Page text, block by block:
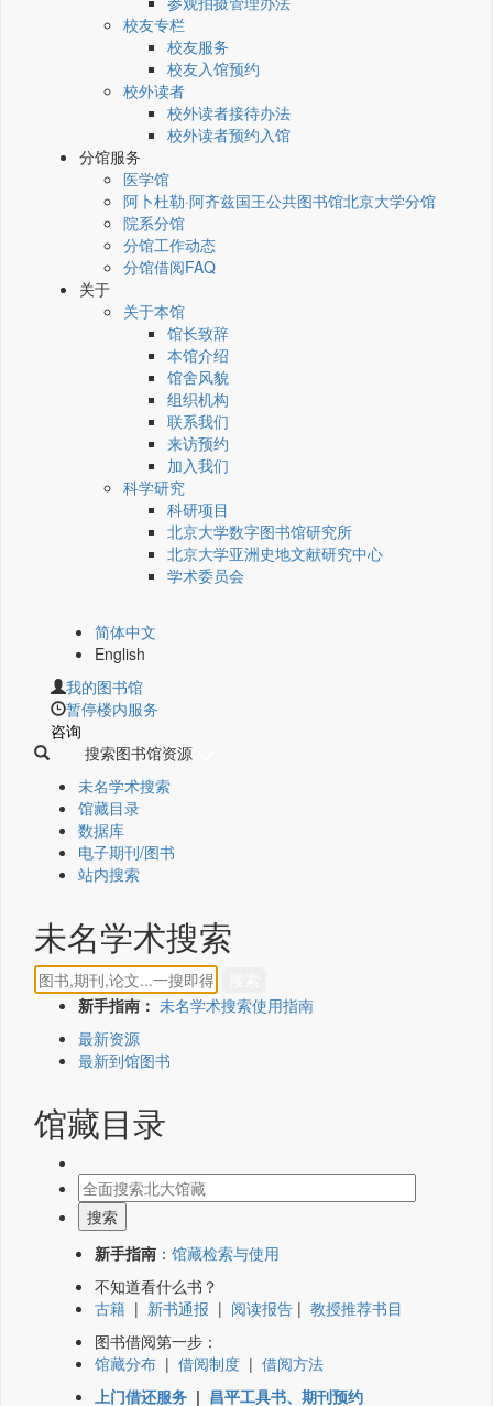
校友专栏
校友服务
校友入馆预约
校外读者
校外读者接待办法
校外读者预约入馆
分馆服务
医学馆
阿卜杜勒·阿齐兹国王公共图书馆北京大学分馆
院系分馆
分馆工作动态
分馆借阅FAQ
关于
关于本馆
馆长致辞
本馆介绍
馆舍风貌
组织机构
联系我们
来访预约
加入我们
科学研究
科研项目
北京大学数字图书馆研究所
北京大学亚洲史地文献研究中心
学术委员会
简体中文
English
我的图书馆
暂停楼内服务
咨询
搜索图书馆资源
未名学术搜索
馆藏目录
数据库
电子期刊/图书
站内搜索
未名学术搜索
新手指南： 未名学术搜索使用指南
最新资源
最新到馆图书
馆藏目录
新手指南 ： 馆藏检索与使用
不知道看什么书？
古籍 | 新书通报 | 阅读报告 | 教授推荐书目
图书借阅第一步：
馆藏分布 | 借阅制度 | 借阅方法
上门借还服务 | 昌平工具书、期刊预约